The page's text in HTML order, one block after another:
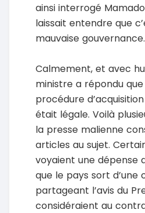
ainsi interrogé
laissait entendre que
mauvaise gouvernance.
Calmement, et avec
ministre a répondu
procédure
était légale. Voilà
la presse malienne
articles au sujet.
voyaient une dépense
que le pays sort d’une
partageant l’avis du
considéraient au